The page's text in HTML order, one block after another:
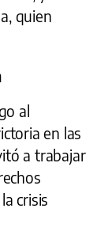
quien
al
en las
a trabajar
crisis